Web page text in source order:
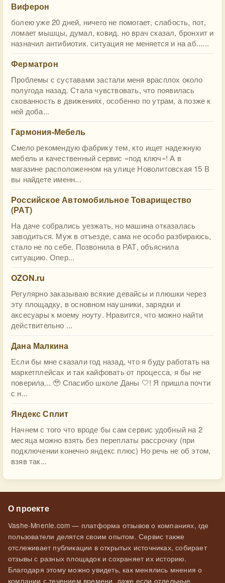
Виферон
болею уже 20 дней, ничего не помогает, слабость, пот,
ломает мышцы, думал, ковид. но врач сказал, бронхит и
назначил антибиотик. ситуация не меняется и на аб......
Ферматрон
Проблемы с суставами застали меня врасплох около
полугода назад. Стала чувствовать, что появилась
скованность в движениях, особенно по утрам, а позже к
ней доба...
Гармония-Мебель
Смело рекомендую фабрику тем, кто ищет надежную
мебель и качественный сервис «под ключ»! А в
магазине расположенном на улице Новолитовская 15 В
вы найдете именн...
Российское Автомобильное Товарищество
(РАТ)
На даче собрались уезжать, но машина отказалась
заводиться. Муж в отъезде, сама не особо разбираюсь,
стало не по себе. Позвонила в РАТ, объяснила
ситуацию. Опер...
OZON.ru
Регулярно заказываю всякие девайсы и плюшки через
эту площадку, в основном наушники, зарядки и
аксесуары к моему ноуту. Нравится, что можно найти
действительно ...
Дана Малкина
Если бы мне сказали год назад, что я буду работать на
маркетплейсах и так кайфовать от процесса, я бы не
поверила... 🥹 Спасибо школе Даны 🤍! Я пришла почти
с н...
Яндекс Сплит
Начнем с того что вроде бы сам сервис удобный на 2
месяца можно взять без переплаты рассрочку (при
подключении конечно яндекс плюс) Но речь не об этом,
взяв так...
О проекте
Vashe-Mnenie.com — платформа отзывов о компаниях, где
пользователи делятся своим опытом. Сервис также
отслеживает публикации в открытых источниках, собирает
отзывы с разных площадок и сохраняет их историю.
Благодаря этому можно увидеть, как менялись мнения о
компании с течением времени, даже если отдельные